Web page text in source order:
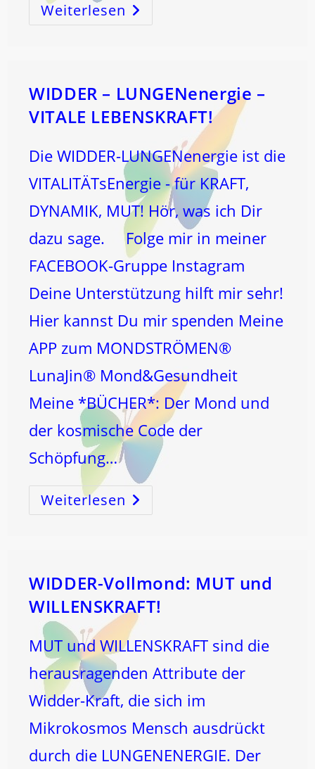
Weiterlesen Die
VERDREHTE
WEIBLICHKEIT
WIDDER – LUNGENenergie –
VITALE LEBENSKRAFT!
Die WIDDER-LUNGENenergie ist die
VITALITÄTsEnergie - für KRAFT,
DYNAMIK, MUT! Hör, was ich Dir
dazu sage. Folge mir in meiner
FACEBOOK-Gruppe Instagram
Deine Unterstützung hilft mir sehr!
Hier kannst Du mir spenden Meine
APP zum MONDSTRÖMEN®
LunaJin® Mond&Gesundheit
Meine *BÜCHER*: Der Mond und
der kosmische Code der
Schöpfung…
Weiterlesen WIDDER
LUNGENenergie
WIDDER-Vollmond: MUT und
WILLENSKRAFT!
MUT und WILLENSKRAFT sind die
herausragenden Attribute der
Widder-Kraft, die sich im
Mikrokosmos Mensch ausdrückt
durch die LUNGENENERGIE. Der